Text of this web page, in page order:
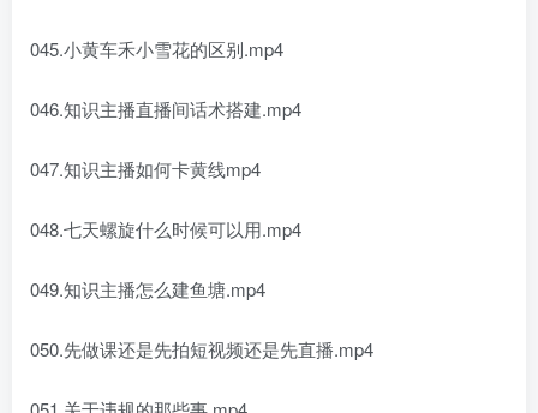
045.小黄车禾小雪花的区别.mp4
046.知识主播直播间话术搭建.mp4
047.知识主播如何卡黄线mp4
048.七天螺旋什么时候可以用.mp4
049.知识主播怎么建鱼塘.mp4
050.先做课还是先拍短视频还是先直播.mp4